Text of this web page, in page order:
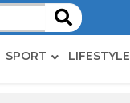
SPORT LIFESTYLE